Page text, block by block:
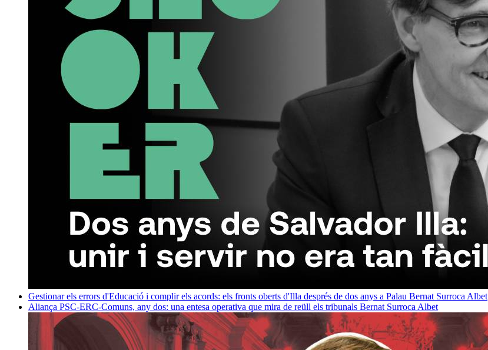
Gestionar els errors d'Educació i complir els acords: els fronts oberts d'Illa després de dos anys a Palau Bernat Surroca Albet
Aliança PSC-ERC-Comuns, any dos: una entesa operativa que mira de reüll els tribunals Bernat Surroca Albet